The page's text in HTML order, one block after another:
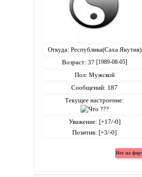
Откуда: Республика(Саха Якутия)
Возраст: 37 [1989-08-05]
Пол: Мужской
Сообщений: 187
Текущее настроение:
Уважение: [+17/-0]
Позитив: [+3/-0]